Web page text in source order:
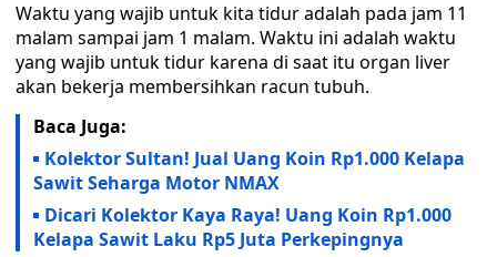
Waktu yang wajib untuk kita tidur adalah pada jam 11
malam sampai jam 1 malam. Waktu ini adalah waktu
yang wajib untuk tidur karena di saat itu organ liver
akan bekerja membersihkan racun tubuh.
Baca Juga:
Kolektor Sultan! Jual Uang Koin Rp1.000 Kelapa
Sawit Seharga Motor NMAX
Dicari Kolektor Kaya Raya! Uang Koin Rp1.000
Kelapa Sawit Laku Rp5 Juta Perkepingnya